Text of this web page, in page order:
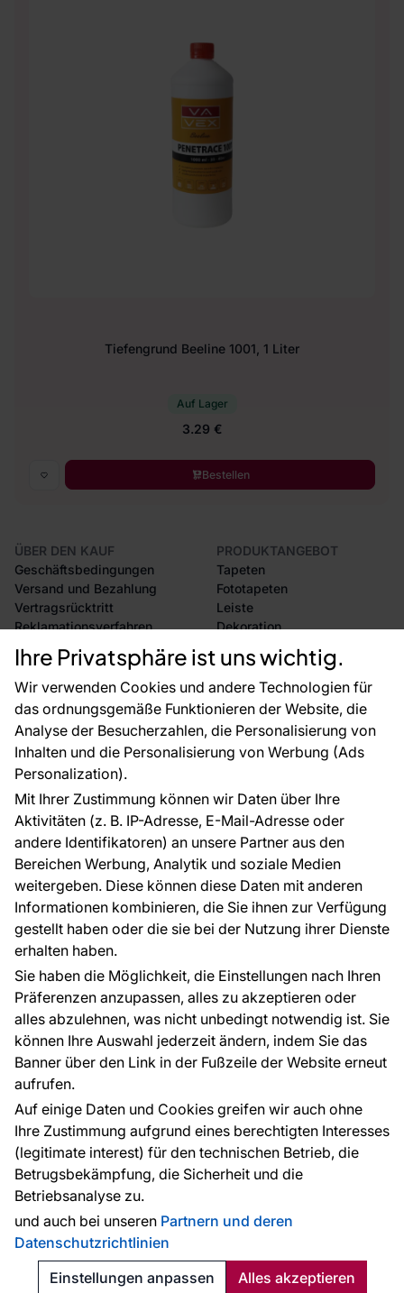
Ihre Privatsphäre ist uns wichtig.
Wir verwenden Cookies und andere Technologien für
das ordnungsgemäße Funktionieren der Website, die
Analyse der Besucherzahlen, die Personalisierung von
Inhalten und die Personalisierung von Werbung (Ads
Personalization).
Mit Ihrer Zustimmung können wir Daten über Ihre
Aktivitäten (z. B. IP-Adresse, E-Mail-Adresse oder
andere Identifikatoren) an unsere Partner aus den
Bereichen Werbung, Analytik und soziale Medien
weitergeben. Diese können diese Daten mit anderen
Informationen kombinieren, die Sie ihnen zur Verfügung
gestellt haben oder die sie bei der Nutzung ihrer Dienste
erhalten haben.
Sie haben die Möglichkeit, die Einstellungen nach Ihren
Präferenzen anzupassen, alles zu akzeptieren oder
alles abzulehnen, was nicht unbedingt notwendig ist. Sie
können Ihre Auswahl jederzeit ändern, indem Sie das
Banner über den Link in der Fußzeile der Website erneut
aufrufen.
Auf einige Daten und Cookies greifen wir auch ohne
Ihre Zustimmung aufgrund eines berechtigten Interesses
(legitimate interest) für den technischen Betrieb, die
Betrugsbekämpfung, die Sicherheit und die
Betriebsanalyse zu.
und auch bei unseren Partnern und deren
Datenschutzrichtlinien
Einstellungen anpassen
Alles akzeptieren
Tiefengrund Beeline 1001, 1 Liter
Auf Lager
3.29 €
Bestellen
ÜBER DEN KAUF
Geschäftsbedingungen
Versand und Bezahlung
Vertragsrücktritt
Reklamationsverfahren
Rücksendung von Waren
CE-Zertifizierung
Großhandel
Raumvisualisierung
PRODUKTANGEBOT
Tapeten
Fototapeten
Leiste
Dekoration
Selbstklebende Folien
Zubehör
Tapetenmuster
FÜR SIE
Blog
EU-Projekte
Ratschläge und Tipps
FAQ
ÜBER DAS UNTERNEHMEN
Kontakt
Haben Sie Fragen? Wir helfen Ihnen gerne weiter
und beraten Sie persönlich.
+49 781 95633072
service@tapeteneshop.de
Zahlungsarten:
Die Zahlungen werden geleistet von:
© 2010 - 2026 Tapeteneshop
Created:
Reklalink s.r.o.
Schutz personenbezogener Daten